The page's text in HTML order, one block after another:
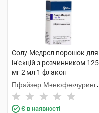
Солу-Медрол порошок для
ін'єкцій з розчинником 125
мг 2 мл 1 флакон
Пфайзер Менюфекчуринг
Бельгія
Є в наявності